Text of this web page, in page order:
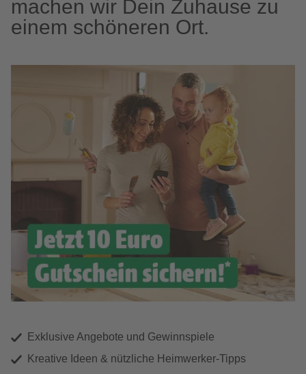
machen wir Dein Zuhause zu
einem schöneren Ort.
Exklusive Angebote und Gewinnspiele
Kreative Ideen & nützliche Heimwerker-Tipps